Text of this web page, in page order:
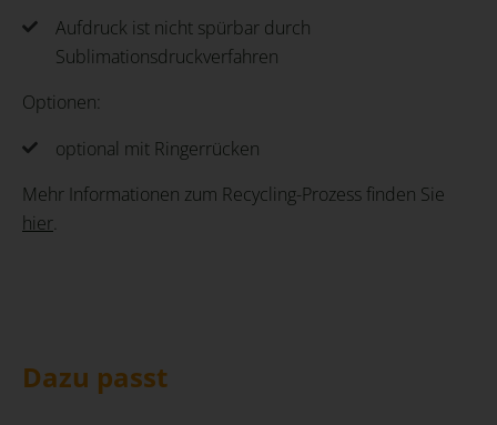
Aufdruck ist nicht spürbar durch
Sublimationsdruckverfahren
Optionen:
optional mit Ringerrücken
Mehr Informationen zum Recycling-Prozess finden Sie
hier.
Dazu passt